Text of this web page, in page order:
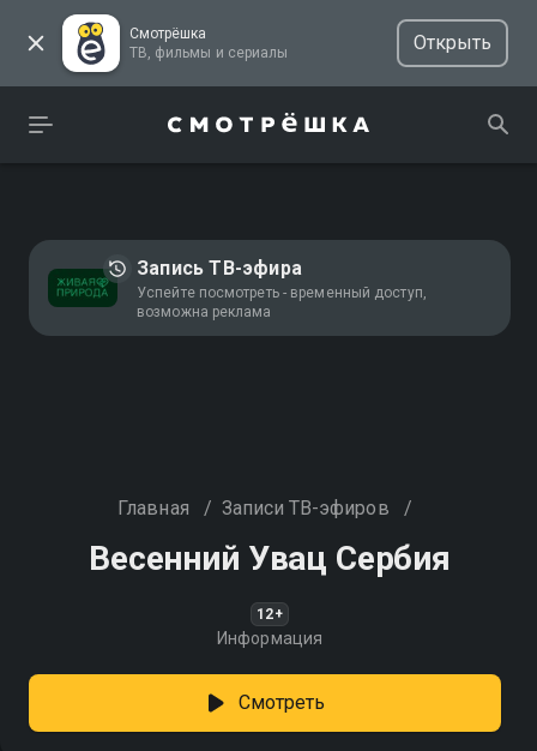
Смотрёшка
ТВ, фильмы и сериалы
Открыть
Запись ТВ-эфира
Успейте посмотреть - временный доступ,
возможна реклама
Главная / Записи ТВ-эфиров /
Весенний Увац Сербия
12+
Информация
Смотреть